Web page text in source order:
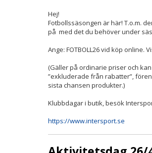
Hej!
Fotbollssäsongen är här! T.o.m.
på med det du behöver under
Ange: FOTBOLL26 vid köp online.
(Gäller på ordinarie priser och
”exkluderade från rabatter”,
sista chansen produkter.)
Klubbdagar i butik, besök
https://www.intersport.se